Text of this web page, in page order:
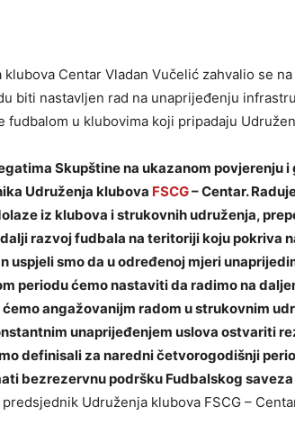
Centar Vladan Vučelić zahvalio se
biti nastavljen rad na unaprijeđenju
fudbalom u klubovima koji pripadaju
Skupštine na ukazanom povjerenju
Udruženja klubova FSCG– Centar.
iz klubova i strukovnih udruženja,
razvoj fudbala na teritoriji koju pokriva
uspjeli smo da u određenoj mjeri
periodu ćemo nastaviti da radimo na
angažovanijm radom u strukovnim
unaprijeđenjem uslova ostvariti
definisali za naredni četvorogodišnji
bezrezervnu podršku Fudbalskog saveza
Udruženja klubova FSCG –